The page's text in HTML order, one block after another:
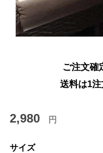
ご注文確
送料は1注
2,980 円
サイズ